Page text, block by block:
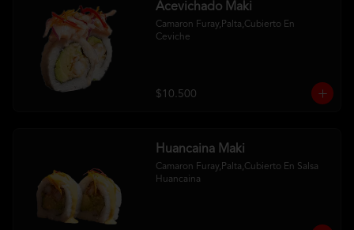
Acevichado Maki
Camaron Furay,Palta,Cubierto En
Ceviche
$10.500
Huancaina Maki
Camaron Furay,Palta,Cubierto En Salsa
Huancaina